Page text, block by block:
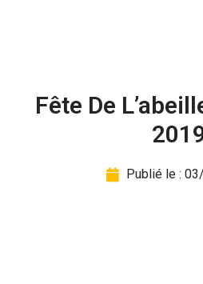
Fête De
Publié le :